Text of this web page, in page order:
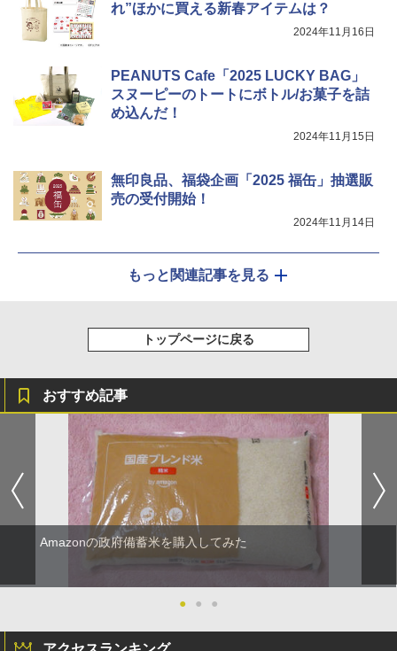
￥34,546
シャープ ウォーターオーブン ヘルシオ
AX-XJ1-B ブラック 30L 2段調理 コンベ
クション トースト機能
れ”ほかに買える新春アイテムは？
2024年11月16日
PEANUTS Cafe「2025 LUCKY BAG」
スヌーピーのトートにボトル/お菓子を詰
め込んだ！
2024年11月15日
無印良品、福袋企画「2025 福缶」抽選販
売の受付開始！
2024年11月14日
もっと関連記事を見る
トップページに戻る
おすすめ記事
Amazonの政府備蓄米を購入してみた
● ● ●